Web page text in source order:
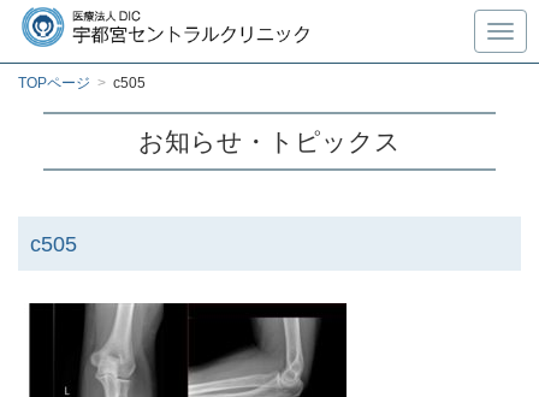
TOPページ > c505
お知らせ・トピックス
c505